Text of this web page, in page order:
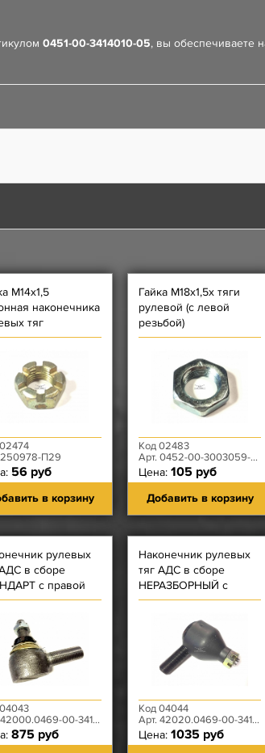
0451-00-3414010-05, вы обеспечиваете
М14х1,5
наконечника
тяг
250978-П29
56 руб
в корзину
Гайка М18х1,5х тяги
рулевой (с левой
резьбой)
Код 02483
Арт. 0452-00-3003059-00
Цена: 105 руб
Добавить в корзину
рулевых
в сборе
с правой
00-3414056-01
875 руб
Наконечник рулевых
тяг АДС в сборе
НЕРАЗБОРНЫЙ с
левой резьбой
Код 04044
Арт. 42020.0469-00-3414057-00
Цена: 1035 руб